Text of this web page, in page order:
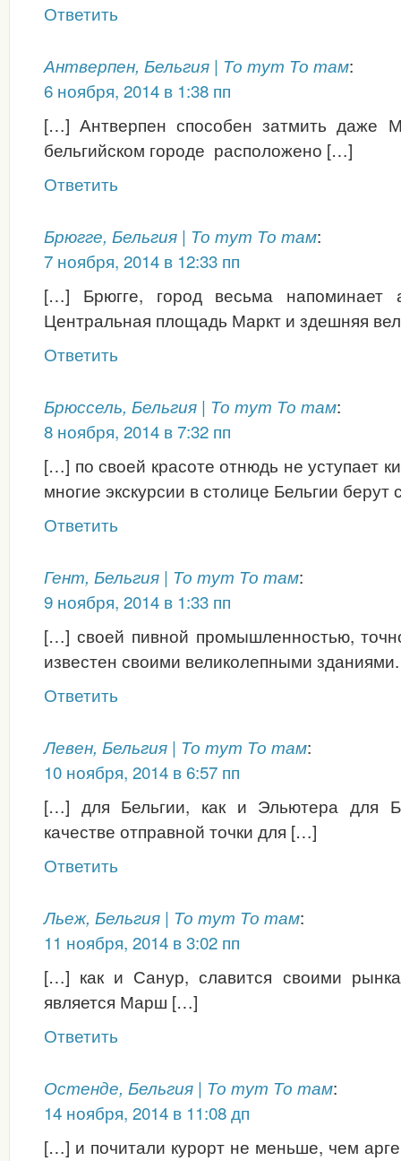
Ответить
Антверпен, Бельгия | То тут То там:
6 ноября, 2014 в 1:38 пп
[…] Антверпен способен затмить даже
бельгийском городе расположено […]
Ответить
Брюгге, Бельгия | То тут То там:
7 ноября, 2014 в 12:33 пп
[…] Брюгге, город весьма напоминает
Центральная площадь Маркт и здешняя
Ответить
Брюссель, Бельгия | То тут То там:
8 ноября, 2014 в 7:32 пп
[…] по своей красоте отнюдь не уступает
многие экскурсии в столице Бельгии
Ответить
Гент, Бельгия | То тут То там:
9 ноября, 2014 в 1:33 пп
[…] своей пивной промышленностью,
известен своими великолепными
Ответить
Левен, Бельгия | То тут То там:
10 ноября, 2014 в 6:57 пп
[…] для Бельгии, как и Эльютера для
качестве отправной точки для […]
Ответить
Льеж, Бельгия | То тут То там:
11 ноября, 2014 в 3:02 пп
[…] как и Санур, славится своими
является Марш […]
Ответить
Остенде, Бельгия | То тут То там:
14 ноября, 2014 в 11:08 дп
[…] и почитали курорт не меньше, чем